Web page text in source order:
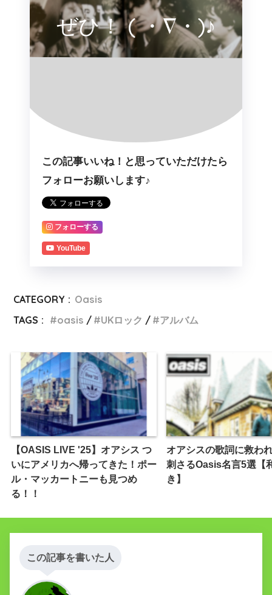
ぜひ！ ( ・∇・)♪
この記事いいね！と思っていただけたら
フォローお願いします♪
フォローする
YouTube
CATEGORY : Oasis
TAGS :
oasis UKロック アルバム
【OASIS LIVE '25】オアシス つ
いにアメリカへ帰ってきた！ポー
ル・マッカートニーも見つめ
る！！
オアシスの歌詞に救わ
刺さるOasis名言5選【
き】
この記事を書いた人